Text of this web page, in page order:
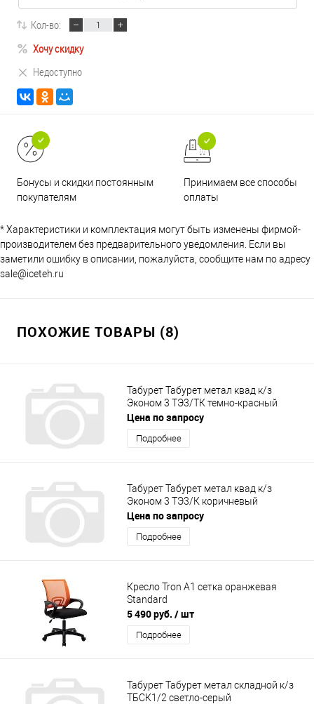
Кол-во:
Хочу скидку
Недоступно
Бонусы и скидки постоянным
покупателям
Принимаем все способы
оплаты
* Характеристики и комплектация могут быть изменены фирмой-
производителем без предварительного уведомления. Если вы
заметили ошибку в описании, пожалуйста, сообщите нам по адресу
sale@iceteh.ru
ПОХОЖИЕ ТОВАРЫ (8)
Табурет Табурет метал квад к/з
Эконом 3 ТЭ3/ТК темно-красный
Цена по запросу
Подробнее
Табурет Табурет метал квад к/з
Эконом 3 ТЭ3/К коричневый
Цена по запросу
Подробнее
Кресло Tron А1 сетка оранжевая
Standard
5 490 руб. / шт
Подробнее
Табурет Табурет метал складной к/з
ТБСК1/2 светло-серый